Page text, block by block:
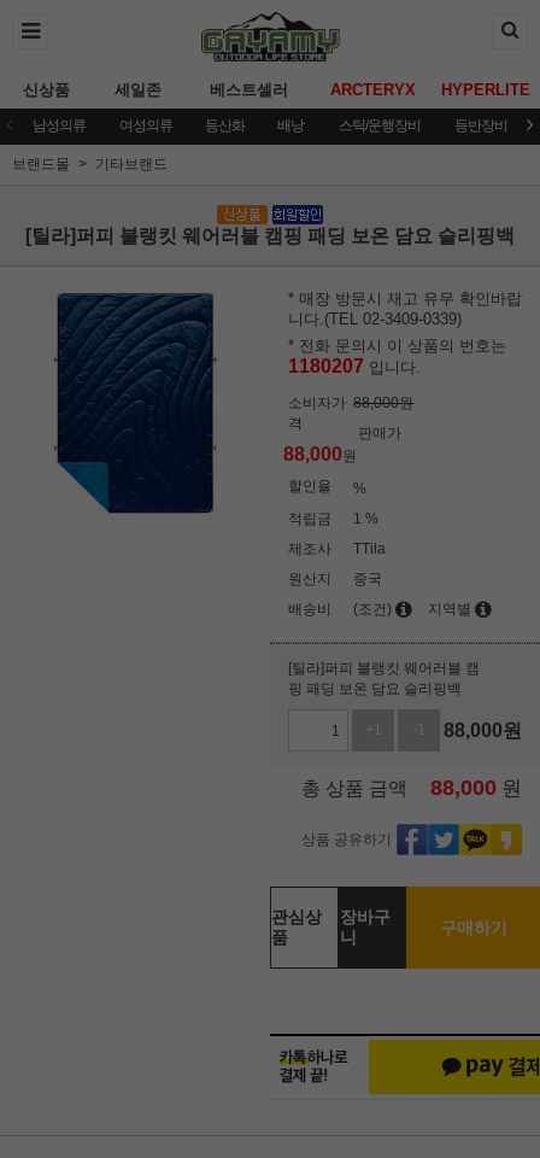
신상품 세일존 베스트셀러 ARCTERYX HYPERLITE
남성의류 여성의류 등산화 배낭 스틱/운행장비 등반장비
브랜드몰 기타브랜드
[틸라]퍼피 블랭킷 웨어러블 캠핑 패딩 보온 담요 슬리핑백
* 매장 방문시 재고 유무 확인바랍
니다.(TEL 02-3409-0339)
* 전화 문의시 이 상품의 번호는
1180207 입니다.
소비자가
격
88,000원
판매가
88,000원
할인율
%
적립금
1 %
제조사
TTila
원산지
중국
배송비
(조건) 지역별
[틸라]퍼피 블랭킷 웨어러블 캠
핑 패딩 보온 담요 슬리핑백
+1 -1 88,000원
총 상품 금액 88,000 원
상품 공유하기
관심상
품
장바구
니
구매하기